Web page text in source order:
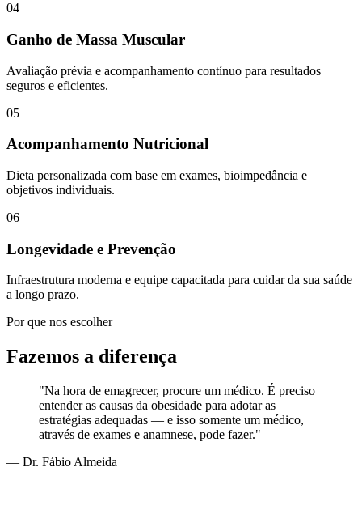
04
Ganho de Massa Muscular
Avaliação prévia e acompanhamento contínuo para resultados
seguros e eficientes.
05
Acompanhamento Nutricional
Dieta personalizada com base em exames, bioimpedância e
objetivos individuais.
06
Longevidade e Prevenção
Infraestrutura moderna e equipe capacitada para cuidar da sua saúde
a longo prazo.
Por que nos escolher
Fazemos a diferença
"Na hora de emagrecer, procure um médico. É preciso
entender as causas da obesidade para adotar as
estratégias adequadas — e isso somente um médico,
através de exames e anamnese, pode fazer."
— Dr. Fábio Almeida